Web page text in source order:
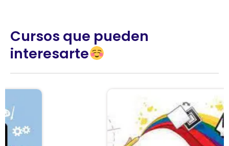
Cursos que pueden
interesarte